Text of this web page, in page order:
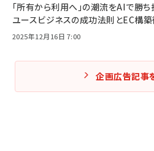
「所有から利用へ」の潮流をAIで勝ち
ユースビジネスの成功法則とEC構
2025年12月16日 7:00
企画広告記事